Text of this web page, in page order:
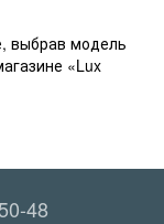
выбрав модель
«Lux
48